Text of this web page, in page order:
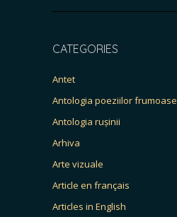
CATEGORIES
Antet
Antologia poeziilor frumoase
Antologia rușinii
Arhiva
Arte vizuale
Article en français
Articles in English